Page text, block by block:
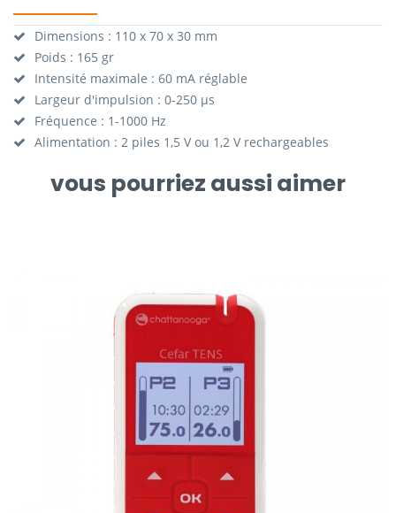
Dimensions : 110 x 70 x 30 mm
Poids : 165 gr
Intensité maximale : 60 mA réglable
Largeur d'impulsion : 0-250 µs
Fréquence : 1-1000 Hz
Alimentation : 2 piles 1,5 V ou 1,2 V rechargeables
vous pourriez aussi aimer